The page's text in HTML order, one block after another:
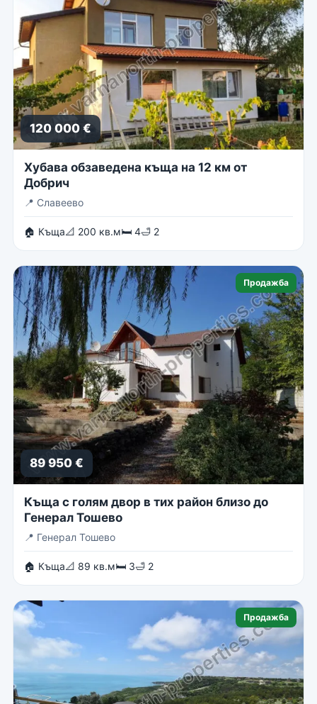
120 000 €
Хубава обзаведена къща на 12 км от
Добрич
📍 Славеево
🏠 Къща📐 200 кв.м🛏 4🛁 2
Продажба
89 950 €
Къща с голям двор в тих район близо до
Генерал Тошево
📍 Генерал Тошево
🏠 Къща📐 89 кв.м🛏 3🛁 2
Продажба